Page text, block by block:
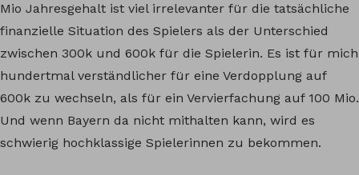
Mio Jahresgehalt ist viel irrelevanter für die tatsächliche
finanzielle Situation des Spielers als der Unterschied
zwischen 300k und 600k für die Spielerin. Es ist für mich
hundertmal verständlicher für eine Verdopplung auf
600k zu wechseln, als für ein Vervierfachung auf 100 Mio.
Und wenn Bayern da nicht mithalten kann, wird es
schwierig hochklassige Spielerinnen zu bekommen.